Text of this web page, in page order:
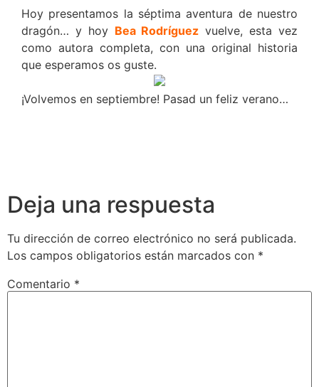
Hoy presentamos la séptima aventura de nuestro
dragón… y hoy Bea Rodríguez vuelve, esta vez
como autora completa, con una original historia
que esperamos os guste.
¡Volvemos en septiembre! Pasad un feliz verano…
Deja una respuesta
Tu dirección de correo electrónico no será publicada.
Los campos obligatorios están marcados con *
Comentario *